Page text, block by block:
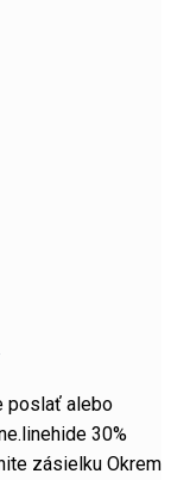
poslať alebo
30%
zásielku Okrem